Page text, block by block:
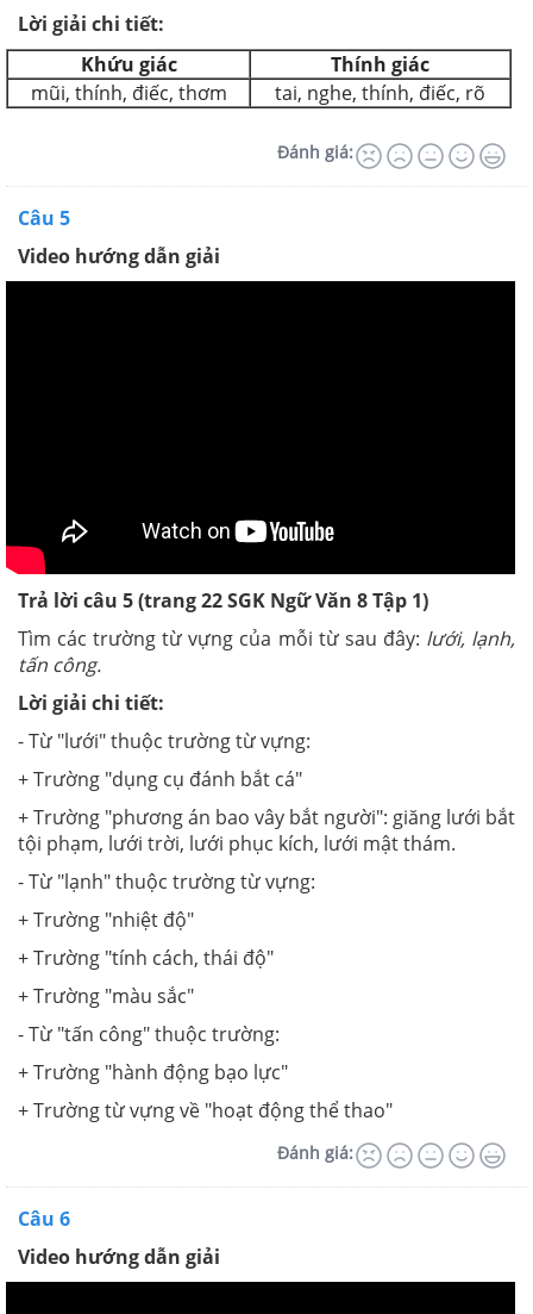
Lời giải chi tiết:
Khứu giác
Thính giác
mũi, thính, điếc, thơm
tai, nghe, thính, điếc, rõ
Đánh giá:
Câu 5
Video hướng dẫn giải
Trả lời câu 5 (trang 22SGK Ngữ Văn 8 Tập 1)
Tìm các trường từ vựng của mỗi từ sau đây: lưới, lạnh,
tấn công.
Lời giải chi tiết:
- Từ "lưới" thuộc trường từ vựng:
+ Trường "dụng cụ đánh bắt cá"
+ Trường "phương án bao vây bắt người": giăng lưới bắt
tội phạm, lưới trời, lưới phục kích, lưới mật thám.
- Từ "lạnh" thuộc trường từ vựng:
+ Trường "nhiệt độ"
+ Trường "tính cách, thái độ"
+ Trường "màu sắc"
- Từ "tấn công" thuộc trường:
+ Trường "hành động bạo lực"
+ Trường từ vựng về "hoạt động thể thao"
Đánh giá:
Câu 6
Video hướng dẫn giải